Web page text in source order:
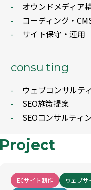
オウンドメディア
コーディング・
サイト保守・運用
consulting
ウェブコンサルテ
SEO施策提案
SEOコンサルティ
Project
ECサイト制作
ウェブサ